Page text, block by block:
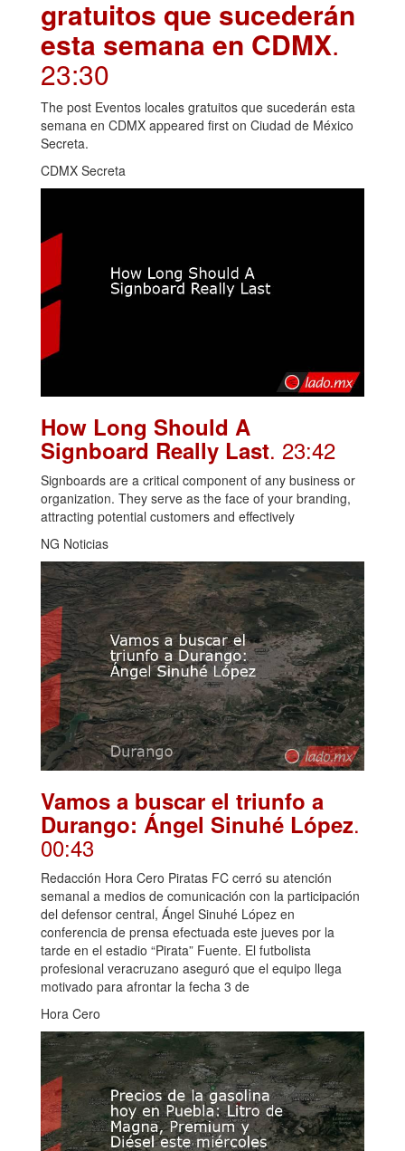
gratuitos que sucederán
esta semana en CDMX.
23:30
The post Eventos locales gratuitos que sucederán esta
semana en CDMX appeared first on Ciudad de México
Secreta.
CDMX Secreta
How Long Should A
Signboard Really Last. 23:42
Signboards are a critical component of any business or
organization. They serve as the face of your branding,
attracting potential customers and effectively
NG Noticias
Vamos a buscar el triunfo a
Durango: Ángel Sinuhé López.
00:43
Redacción Hora Cero Piratas FC cerró su atención
semanal a medios de comunicación con la participación
del defensor central, Ángel Sinuhé López en
conferencia de prensa efectuada este jueves por la
tarde en el estadio “Pirata” Fuente. El futbolista
profesional veracruzano aseguró que el equipo llega
motivado para afrontar la fecha 3 de
Hora Cero